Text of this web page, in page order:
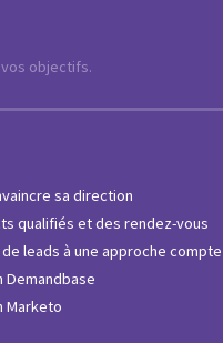
objectifs.
sa direction
qualifiés et des rendez-vous
leads à une approche compte
Demandbase
Marketo